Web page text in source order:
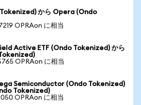
から Opera (Ondo
OPRAon に相当
Active ETF (Ondo Tokenized) から
OPRAon に相当
Semiconductor (Ondo Tokenized)
Tokenized)
OPRAon に相当